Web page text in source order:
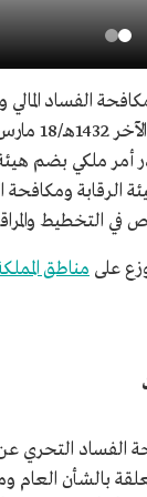
الفساد المالي
15 ربيع الآخر 1441هـ/12 ديسمبر
الرقابة
التخطيط
مناطق
الفساد التحري
بالشأن العام